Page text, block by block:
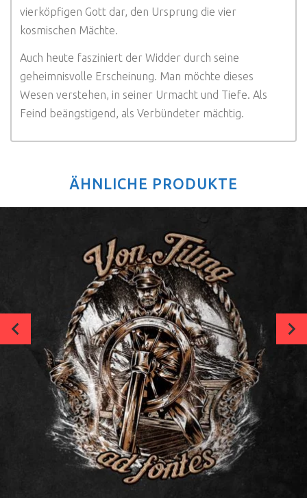
vierköpfigen Gott dar, den Ursprung die vier
kosmischen Mächte.
Auch heute fasziniert der Widder durch seine
geheimnisvolle Erscheinung. Man möchte dieses
Wesen verstehen, in seiner Urmacht und Tiefe. Als
Feind beängstigend, als Verbündeter mächtig.
ÄHNLICHE PRODUKTE